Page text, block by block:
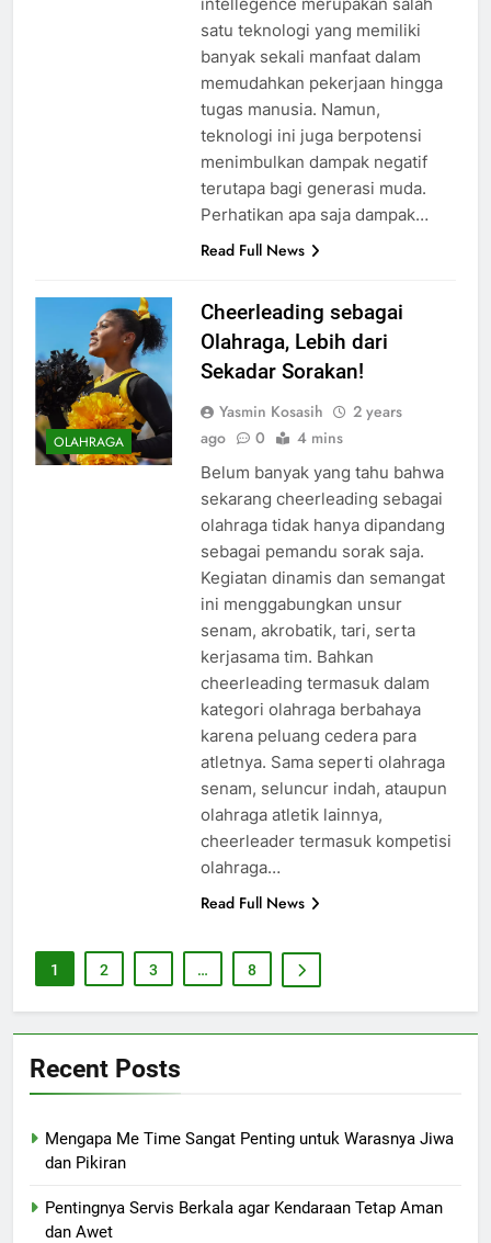
satu teknologi yang memiliki
banyak sekali manfaat dalam
memudahkan pekerjaan hingga
tugas manusia. Namun,
teknologi ini juga berpotensi
menimbulkan dampak negatif
terutapa bagi generasi muda.
Perhatikan apa saja dampak…
Read Full News
OLAHRAGA
Cheerleading sebagai
Olahraga, Lebih dari
Sekadar Sorakan!
Yasmin Kosasih
2 years
ago
0 4 mins
Belum banyak yang tahu bahwa
sekarang cheerleading sebagai
olahraga tidak hanya dipandang
sebagai pemandu sorak saja.
Kegiatan dinamis dan semangat
ini menggabungkan unsur
senam, akrobatik, tari, serta
kerjasama tim. Bahkan
cheerleading termasuk dalam
kategori olahraga berbahaya
karena peluang cedera para
atletnya. Sama seperti olahraga
senam, seluncur indah, ataupun
olahraga atletik lainnya,
cheerleader termasuk kompetisi
olahraga…
Read Full News
1 2 3 … 8
Recent Posts
Mengapa Me Time Sangat Penting untuk Warasnya Jiwa
dan Pikiran
Pentingnya Servis Berkala agar Kendaraan Tetap Aman
dan Awet